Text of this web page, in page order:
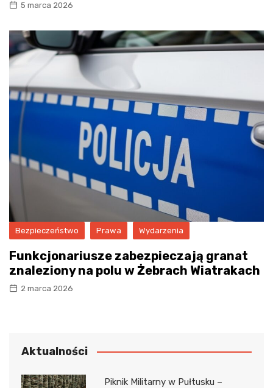
5 marca 2026
Bezpieczeństwo Prawa Wydarzenia
Funkcjonariusze zabezpieczają granat
znaleziony na polu w Żebrach Wiatrakach
2 marca 2026
Aktualności
Piknik Militarny w Pułtusku –